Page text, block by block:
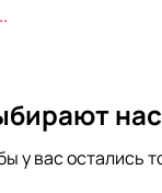
арене
игроков
игру и борьбу
новые
нас
у вас остались